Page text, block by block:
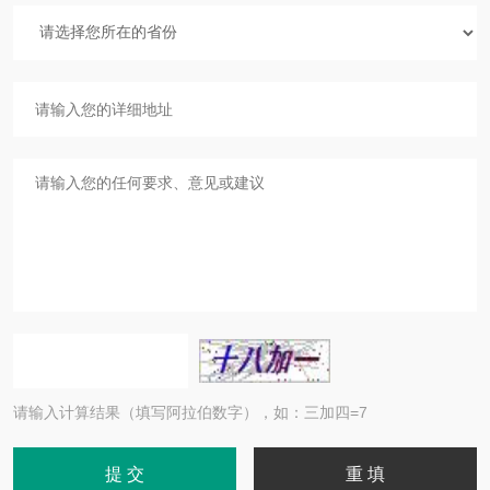
请输入计算结果（填写阿拉伯数字），如：三加四=7